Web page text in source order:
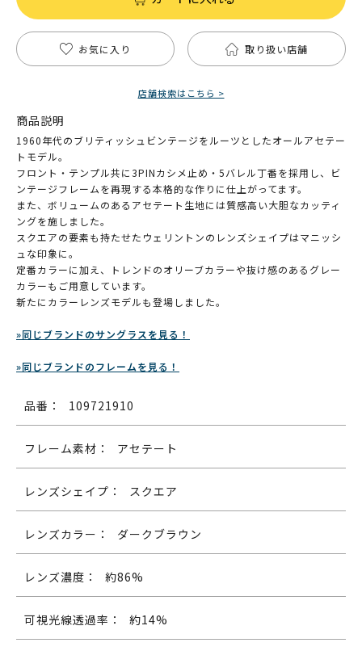
お気に入り 取り扱い店舗
店舗検索はこちら >
商品説明
1960年代のブリティッシュビンテージをルーツとしたオールアセテー
トモデル。
フロント・テンプル共に3PINカシメ止め・5バレル丁番を採用し、ビ
ンテージフレームを再現する本格的な作りに仕上がってます。
また、ボリュームのあるアセテート生地には質感高い大胆なカッティ
ングを施しました。
スクエアの要素も持たせたウェリントンのレンズシェイプはマニッシ
ュな印象に。
定番カラーに加え、トレンドのオリーブカラーや抜け感のあるグレー
カラーもご用意しています。
新たにカラーレンズモデルも登場しました。
»同じブランドのサングラスを見る！
»同じブランドのフレームを見る！
品番： 109721910
フレーム素材： アセテート
レンズシェイプ： スクエア
レンズカラー： ダークブラウン
レンズ濃度： 約86%
可視光線透過率： 約14%